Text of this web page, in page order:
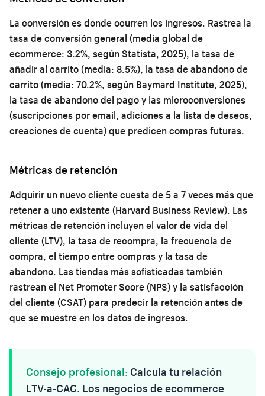
La conversión es donde ocurren los ingresos. Rastrea la
tasa de conversión general (media global de
ecommerce: 3.2%, según Statista, 2025), la tasa de
añadir al carrito (media: 8.5%), la tasa de abandono de
carrito (media: 70.2%, según Baymard Institute, 2025),
la tasa de abandono del pago y las microconversiones
(suscripciones por email, adiciones a la lista de deseos,
creaciones de cuenta) que predicen compras futuras.
Métricas de retención
Adquirir un nuevo cliente cuesta de 5 a 7 veces más que
retener a uno existente (Harvard Business Review). Las
métricas de retención incluyen el valor de vida del
cliente (LTV), la tasa de recompra, la frecuencia de
compra, el tiempo entre compras y la tasa de
abandono. Las tiendas más sofisticadas también
rastrean el Net Promoter Score (NPS) y la satisfacción
del cliente (CSAT) para predecir la retención antes de
que se muestre en los datos de ingresos.
Consejo profesional: Calcula tu relación
LTV-a-CAC. Los negocios de ecommerce